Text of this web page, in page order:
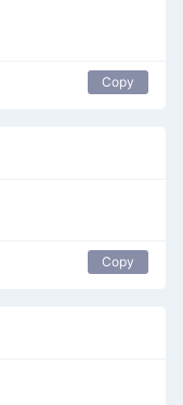
Copy
Copy